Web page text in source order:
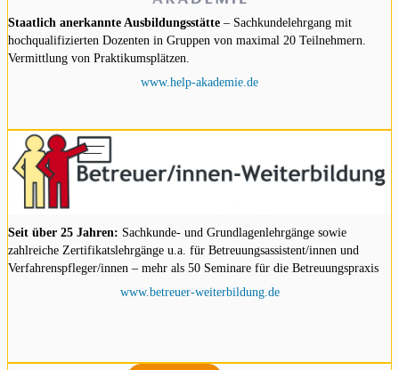
Staatlich anerkannte Ausbildungsstätte – Sachkundelehrgang mit
hochqualifizierten Dozenten in Gruppen von maximal 20 Teilnehmern.
Vermittlung von Praktikumsplätzen.
www.help-akademie.de
Seit über 25 Jahren: Sachkunde- und Grundlagenlehrgänge sowie
zahlreiche Zertifikatslehrgänge u.a. für Betreuungsassistent/innen und
Verfahrenspfleger/innen – mehr als 50 Seminare für die Betreuungspraxis
www.betreuer-weiterbildung.de